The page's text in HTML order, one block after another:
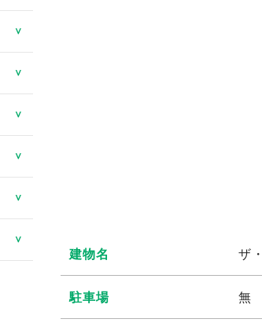
＞
＞
＞
＞
＞
＞
建物名 ザ
駐車場 無